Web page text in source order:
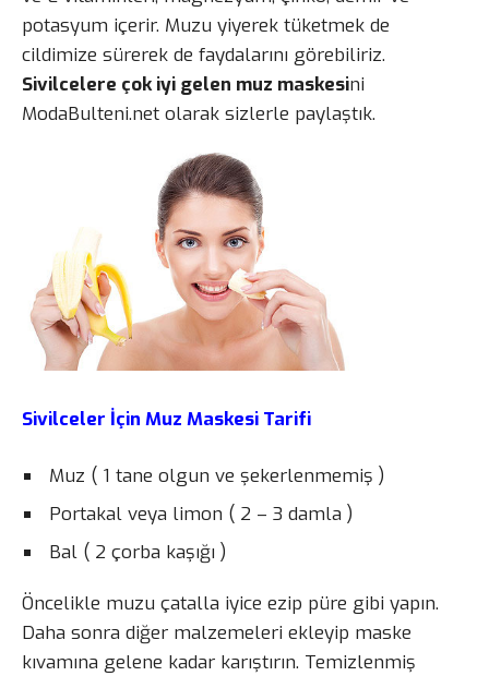
potasyum içerir. Muzu yiyerek tüketmek de
cildimize sürerek de faydalarını görebiliriz.
Sivilcelere çok iyi gelen muz maskesini
ModaBulteni.net olarak sizlerle paylaştık.
Sivilceler İçin Muz Maskesi Tarifi
Muz ( 1 tane olgun ve şekerlenmemiş )
Portakal veya limon ( 2 – 3 damla )
Bal ( 2 çorba kaşığı )
Öncelikle muzu çatalla iyice ezip püre gibi yapın.
Daha sonra diğer malzemeleri ekleyip maske
kıvamına gelene kadar karıştırın. Temizlenmiş